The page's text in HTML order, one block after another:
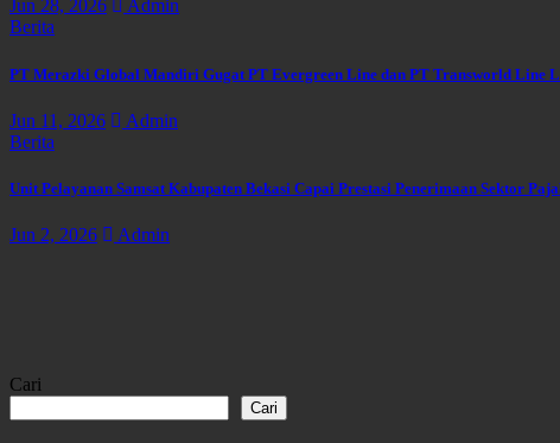
Jun 28, 2026
Admin
Berita
PT Merazki Global Mandiri Gugat PT Evergreen Line dan PT Transworld Line
Jun 11, 2026
Admin
Berita
Unit Pelayanan Samsat Kabupaten Bekasi Capai Prestasi Penerimaan Sektor
Jun 2, 2026 Admin
Cari
Cari